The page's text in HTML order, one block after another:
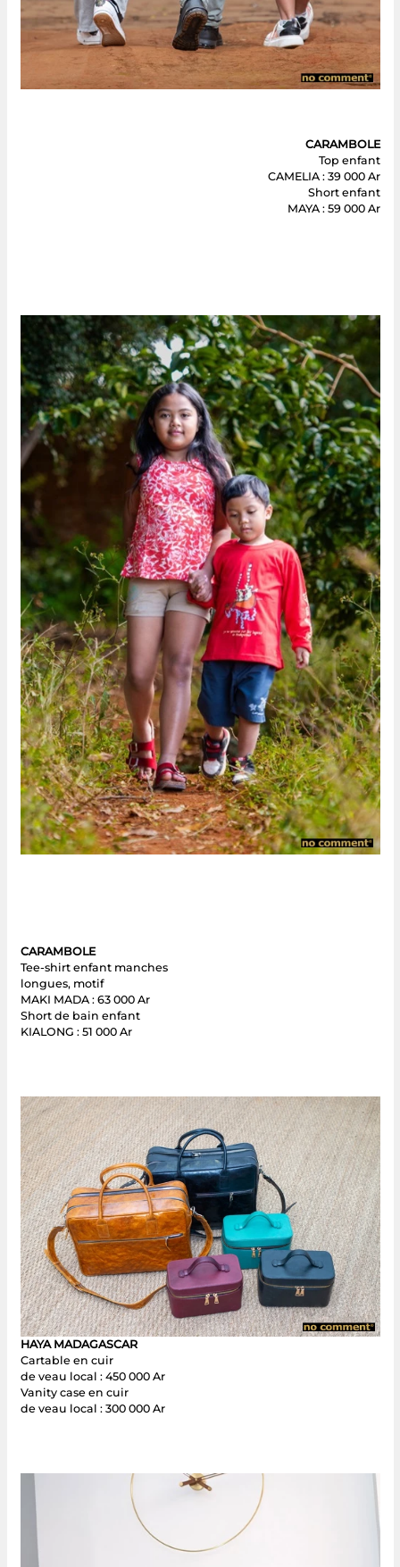
CARAMBOLE
Top enfant
CAMELIA : 39 000 Ar
Short enfant
MAYA : 59 000 Ar
CARAMBOLE
Tee-shirt enfant manches
longues, motif
MAKI MADA : 63 000 Ar
Short de bain enfant
KIALONG : 51 000 Ar
HAYA MADAGASCAR
Cartable en cuir
de veau local : 450 000 Ar
Vanity case en cuir
de veau local : 300 000 Ar